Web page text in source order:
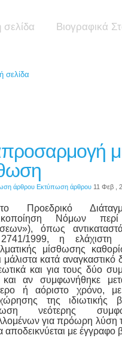
σελίδα Βιογραφικά
Εκτύπωση άρθρου 11 Φεβ ,
Προεδρικό
Νόμων
όπως
1999, η ελάχιστη
μίσθωσης
μάλιστα κατά αναγκαστικό
και για τους δύο
αν συμφωνήθηκε
ή αόριστο χρόνο,
της ιδιωτικής
νεότερης
για πρόωρη λύση
αποδεικνύεται με έγγραφο